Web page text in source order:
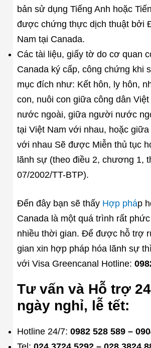
bản sử dụng Tiếng Anh hoặc
được chứng thực dịch thuật bởi
Nam tại Canada.
Các tài liệu, giấy tờ do cơ quan
Canada ký cấp, công chứng khi
mục đích như: Kết hôn, ly hôn,
con, nuôi con giữa công dân
nước ngoài, giữa người nước
tại Việt Nam với nhau, hoặc
với nhau Sẽ được Miễn thủ tục
lãnh sự (theo điều 2, chương 1,
07/2002/TT-BTP).
Đến đây bạn sẽ thấy Hợp pháp
Canada là một quá trình rất
nhiều thời gian. Để được hỗ trợ
gian xin hợp pháp hóa lãnh sự
với Visa Greencanal Hotline:
Tư vấn và Hỗ trợ
ngày nghỉ, lễ tết:
Hotline 24/7: 0982 528 589 –